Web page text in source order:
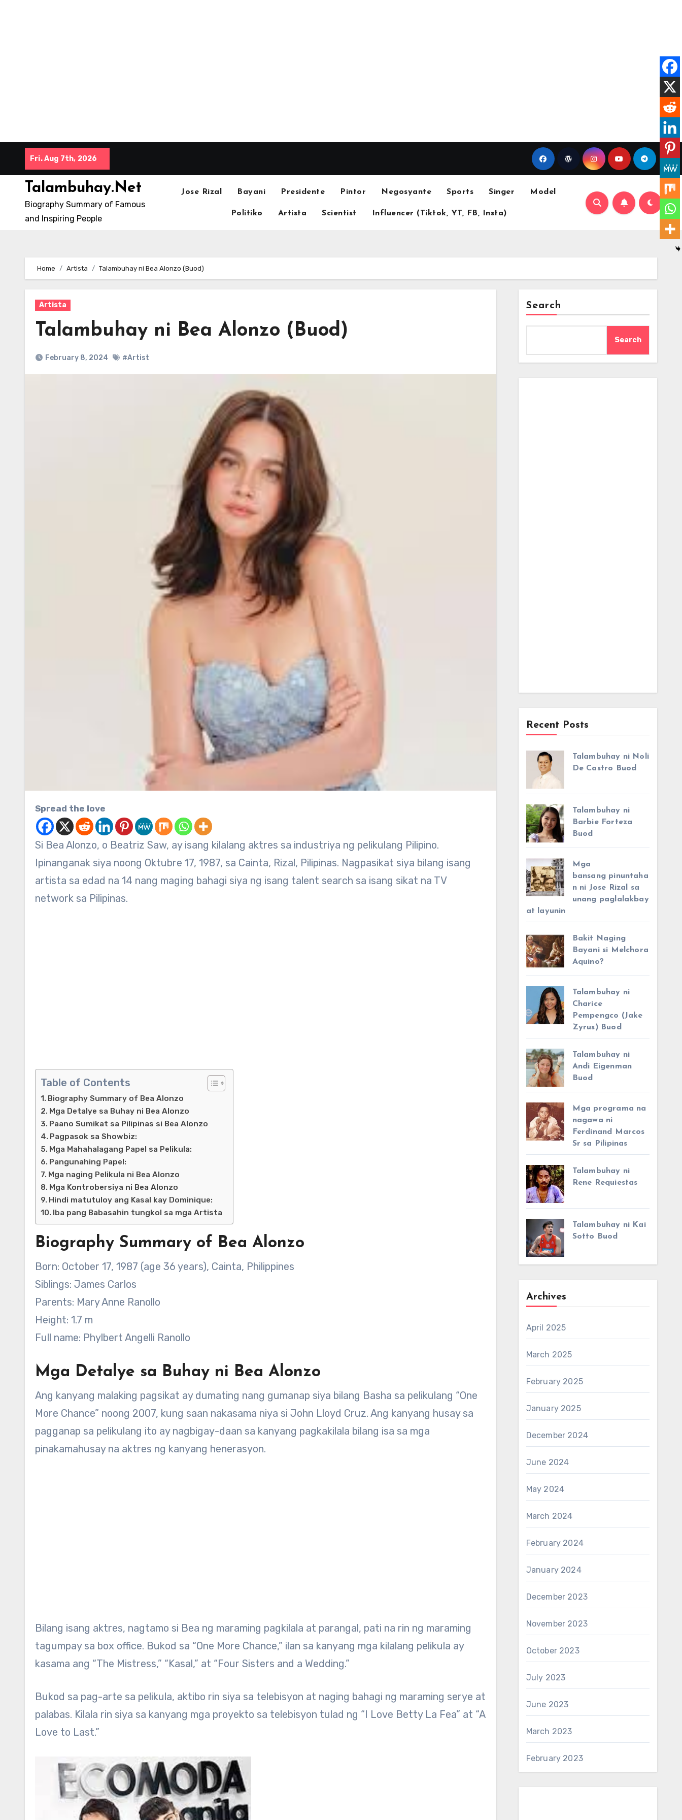
content
Fri. Aug 7th, 2026
Talambuhay.Net
Biography Summary of Famous
and Inspiring People
Jose Rizal Bayani Presidente Pintor Negosyante Sports Singer Model
Politiko Artista Scientist Influencer (Tiktok, YT, FB, Insta)
Home Artista Talambuhay ni Bea Alonzo (Buod)
Artista
Talambuhay ni Bea Alonzo (Buod)
February 8, 2024 #Artist
Spread the love
Si Bea Alonzo, o Beatriz Saw, ay isang kilalang aktres sa industriya ng pelikulang Pilipino.
Ipinanganak siya noong Oktubre 17, 1987, sa Cainta, Rizal, Pilipinas. Nagpasikat siya bilang isang
artista sa edad na 14 nang maging bahagi siya ng isang talent search sa isang sikat na TV
network sa Pilipinas.
Table of Contents
Biography Summary of Bea Alonzo
Mga Detalye sa Buhay ni Bea Alonzo
Paano Sumikat sa Pilipinas si Bea Alonzo
Pagpasok sa Showbiz:
Mga Mahahalagang Papel sa Pelikula:
Pangunahing Papel:
Mga naging Pelikula ni Bea Alonzo
Mga Kontrobersiya ni Bea Alonzo
Hindi matutuloy ang Kasal kay Dominique:
Iba pang Babasahin tungkol sa mga Artista
Biography Summary of Bea Alonzo
Born: October 17, 1987 (age 36 years), Cainta, Philippines
Siblings: James Carlos
Parents: Mary Anne Ranollo
Height: 1.7 m
Full name: Phylbert Angelli Ranollo
Mga Detalye sa Buhay ni Bea Alonzo
Ang kanyang malaking pagsikat ay dumating nang gumanap siya bilang Basha sa pelikulang “One
More Chance” noong 2007, kung saan nakasama niya si John Lloyd Cruz. Ang kanyang husay sa
pagganap sa pelikulang ito ay nagbigay-daan sa kanyang pagkakilala bilang isa sa mga
pinakamahusay na aktres ng kanyang henerasyon.
Bilang isang aktres, nagtamo si Bea ng maraming pagkilala at parangal, pati na rin ng maraming
tagumpay sa box office. Bukod sa “One More Chance,” ilan sa kanyang mga kilalang pelikula ay
kasama ang “The Mistress,” “Kasal,” at “Four Sisters and a Wedding.”
Bukod sa pag-arte sa pelikula, aktibo rin siya sa telebisyon at naging bahagi ng maraming serye at
palabas. Kilala rin siya sa kanyang mga proyekto sa telebisyon tulad ng “I Love Betty La Fea” at “A
Love to Last.”
Search
Search
Recent Posts
Talambuhay ni Noli
De Castro Buod
Talambuhay ni
Barbie Forteza
Buod
Mga
bansang pinuntaha
n ni Jose Rizal sa
unang paglalakbay
at layunin
Bakit Naging
Bayani si Melchora
Aquino?
Talambuhay ni
Charice
Pempengco (Jake
Zyrus) Buod
Talambuhay ni
Andi Eigenman
Buod
Mga programa na
nagawa ni
Ferdinand Marcos
Sr sa Pilipinas
Talambuhay ni
Rene Requiestas
Talambuhay ni Kai
Sotto Buod
Archives
April 2025
March 2025
February 2025
January 2025
December 2024
June 2024
May 2024
March 2024
February 2024
January 2024
December 2023
November 2023
October 2023
July 2023
June 2023
March 2023
February 2023